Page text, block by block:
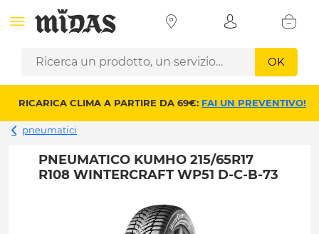
OK
RICARICA CLIMA A PARTIRE DA 69€: FAI UN PREVENTIVO!
pneumatici
PNEUMATICO KUMHO 215/65R17
R108 WINTERCRAFT WP51 D-C-B-73